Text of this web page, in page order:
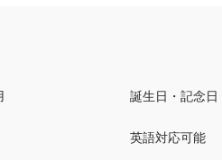
誕生日・記念日
英語対応可能